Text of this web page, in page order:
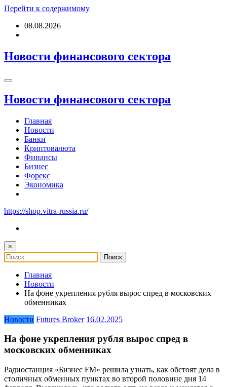
Перейти к содержимому
08.08.2026
Новости финансового сектора
Новости финансового сектора
Главная
Новости
Банки
Криптовалюта
Финансы
Бизнес
Форекс
Экономика
https://shop.vitra-russia.ru/
×
Главная
Новости
На фоне укрепления рубля вырос спред в московских
обменниках
Новости Futures Broker 16.02.2025
На фоне укрепления рубля вырос спред в
московских обменниках
Радиостанция «Бизнес FM» решила узнать, как обстоят дела в
столичных обменных пунктах во второй половине дня 14